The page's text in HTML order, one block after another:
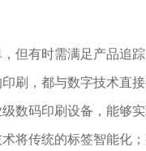
有时需满足产品追
刷，都与数字技术直
数码印刷设备，能够
将传统的标签智能化